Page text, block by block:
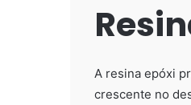
A resina epóxi
crescente no